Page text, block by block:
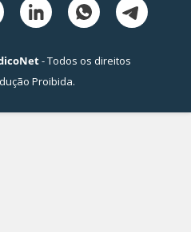
- Todos os direitos
Proibida.